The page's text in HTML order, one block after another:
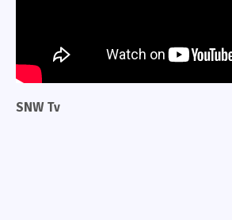
SNW Tv